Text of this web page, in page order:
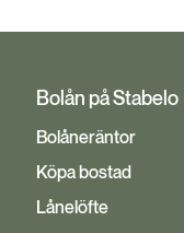
Bolån på Stabelo
Bolåneräntor
Köpa bostad
Lånelöfte